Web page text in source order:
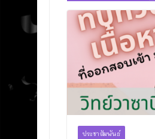
ประชาสัมพันธ์